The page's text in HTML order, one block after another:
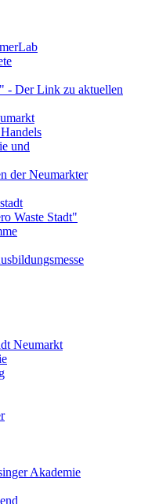
- Der Link zu aktuellen
und
der Neumarkter
Waste Stadt"
Neumarkt
Akademie